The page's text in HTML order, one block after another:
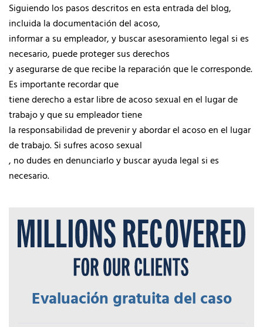
Siguiendo los pasos descritos en esta entrada del blog,
incluida la documentación del acoso,
informar a su empleador, y buscar asesoramiento legal si es
necesario, puede proteger sus derechos
y asegurarse de que recibe la reparación que le corresponde.
Es importante recordar que
tiene derecho a estar libre de acoso sexual en el lugar de
trabajo y que su empleador tiene
la responsabilidad de prevenir y abordar el acoso en el lugar
de trabajo. Si sufres acoso sexual
, no dudes en denunciarlo y buscar ayuda legal si es
necesario.
Evaluación gratuita del caso